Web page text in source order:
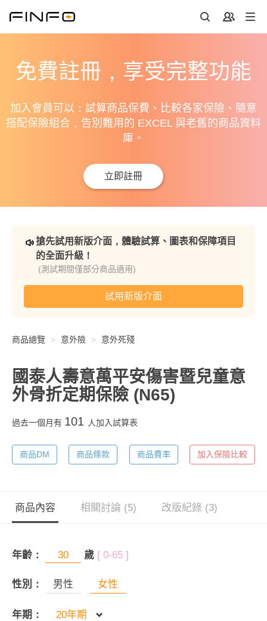
免費註冊，享受完整功能
加入會員可以：試算商品保費、比較各家保險、隨意
搭配保險組合，告別難用的 EXCEL 與老舊的商品資料
庫。
立即註冊
搶先試用新版介面，體驗試算、圖表和保障項目
的全面升級！
(測試期間僅部分商品適用)
試用新版介面
商品總覽 意外險 意外死殘
國泰人壽意萬平安傷害暨兒童意
外骨折定期保險 (N65)
過去一個月有 101 人加入試算表
商品DM 商品條款 商品費率 加入保險比較
商品內容 相關討論 (5) 改版紀錄 (3)
年齡： 歲 [ 0-65 ]
性別： 男性 女性
年期：